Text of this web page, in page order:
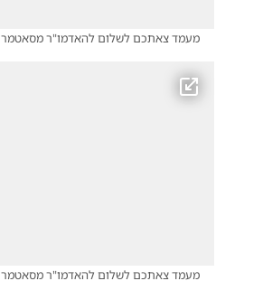
מעמד צאתכם לשלום להאדמו"ר מסאטמר
מעמד צאתכם לשלום להאדמו"ר מסאטמר